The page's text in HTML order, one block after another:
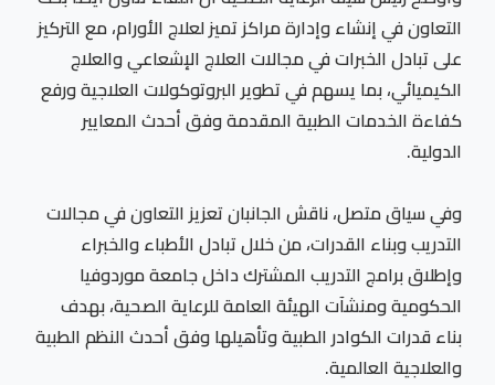
التعاون في إنشاء وإدارة مراكز تميز لعلاج الأورام، مع التركيز
على تبادل الخبرات في مجالات العلاج الإشعاعي والعلاج
الكيميائي، بما يسهم في تطوير البروتوكولات العلاجية ورفع
كفاءة الخدمات الطبية المقدمة وفق أحدث المعايير
الدولية.
وفي سياق متصل، ناقش الجانبان تعزيز التعاون في مجالات
التدريب وبناء القدرات، من خلال تبادل الأطباء والخبراء
وإطلاق برامج التدريب المشترك داخل جامعة موردوفيا
الحكومية ومنشآت الهيئة العامة للرعاية الصحية، بهدف
بناء قدرات الكوادر الطبية وتأهيلها وفق أحدث النظم الطبية
والعلاجية العالمية.